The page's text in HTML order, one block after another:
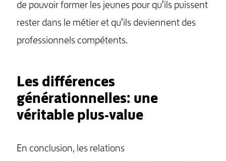
de pouvoir former les jeunes pour qu’ils puissent
rester dans le métier et qu’ils deviennent des
professionnels compétents.
Les différences
générationnelles: une
véritable plus-value
En conclusion, les relations